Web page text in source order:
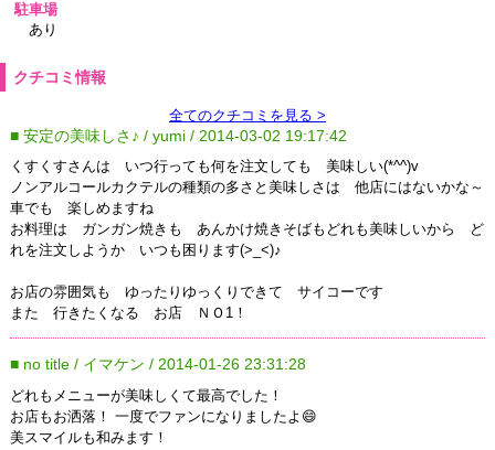
駐車場
あり
クチコミ情報
全てのクチコミを見る >
■ 安定の美味しさ♪ / yumi / 2014-03-02 19:17:42
くすくすさんは いつ行っても何を注文しても 美味しい(*^^)v
ノンアルコールカクテルの種類の多さと美味しさは 他店にはないかな～
車でも 楽しめますね
お料理は ガンガン焼きも あんかけ焼きそばもどれも美味しいから ど
れを注文しようか いつも困ります(>_<)♪
お店の雰囲気も ゆったりゆっくりできて サイコーです
また 行きたくなる お店 ＮＯ1！
■ no title / イマケン / 2014-01-26 23:31:28
どれもメニューが美味しくて最高でした！
お店もお洒落！ 一度でファンになりましたよ😄
美スマイルも和みます！